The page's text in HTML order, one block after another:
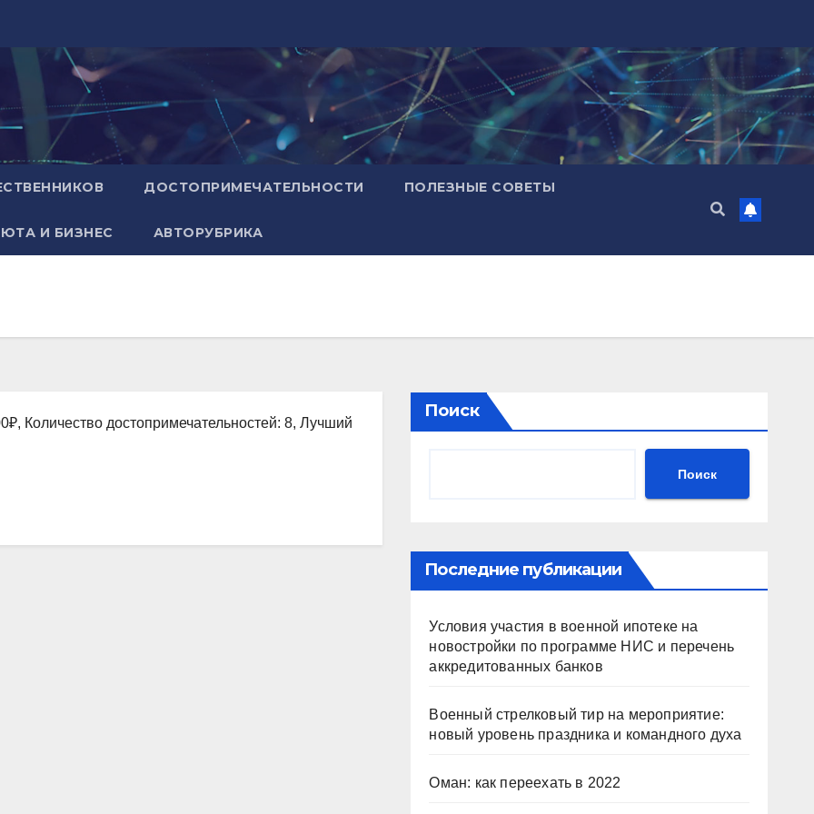
ДОСТОПРИМЕЧАТЕЛЬНОСТИ ПОЛЕЗНЫЕ СОВЕТЫ
И БИЗНЕС АВТОРУБРИКА
Количество достопримечательностей: 8, Лучший
Поиск
Поиск
Последние публикации
Условия участия в военной ипотеке на
новостройки по программе НИС и перечень
аккредитованных банков
Военный стрелковый тир на мероприятие:
новый уровень праздника и командного духа
Оман: как переехать в 2022